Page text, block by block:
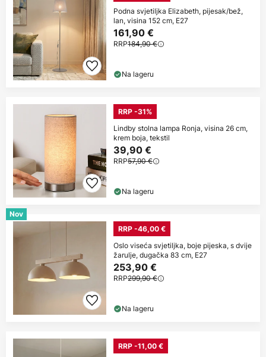
Podna svjetiljka Elizabeth, pijesak/bež,
lan, visina 152 cm, E27
161,90 €
RRP184,90 €
Na lageru
RRP -31%
Lindby stolna lampa Ronja, visina 26 cm,
krem boja, tekstil
39,90 €
RRP57,90 €
Na lageru
Nov
RRP -46,00 €
Oslo viseća svjetiljka, boje pijeska, s dvije
žarulje, dugačka 83 cm, E27
253,90 €
RRP299,90 €
Na lageru
RRP -11,00 €